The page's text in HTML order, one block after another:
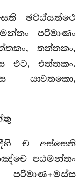
ඡට්ඨ්යත්ථෙ
පරිමාණං
තත්තකං,
එට, එත්තකං.
යාවතකො,
ච අස්සෙති
පඨමන්තං